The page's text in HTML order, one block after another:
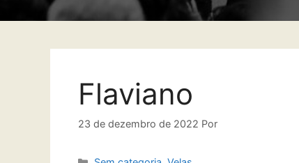
Flaviano
23 de dezembro de 2022 Por